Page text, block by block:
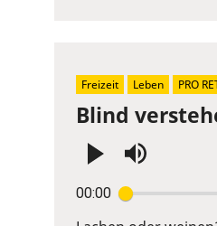
Blind
00:00
Enter
Freizeit Leben PRO